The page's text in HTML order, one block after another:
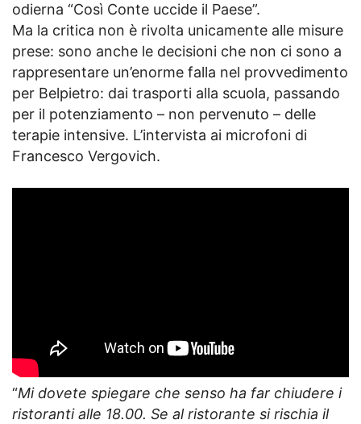
odierna “Così Conte uccide il Paese”.
Ma la critica non è rivolta unicamente alle misure
prese: sono anche le decisioni che non ci sono a
rappresentare un’enorme falla nel provvedimento
per Belpietro: dai trasporti alla scuola, passando
per il potenziamento – non pervenuto – delle
terapie intensive. L’intervista ai microfoni di
Francesco Vergovich.
“Mi dovete spiegare che senso ha far chiudere i
ristoranti alle 18.00. Se al ristorante si rischia il